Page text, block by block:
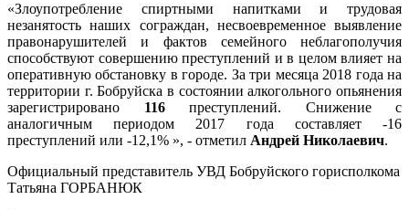
«Злоупотребление спиртными напитками и трудовая
незанятость наших сограждан, несвоевременное выявление
правонарушителей и фактов семейного неблагополучия
способствуют совершению преступлений и в целом влияет на
оперативную обстановку в городе. За три месяца 2018 года на
территории г. Бобруйска в состоянии алкогольного опьянения
зарегистрировано 116преступлений. Снижение с
аналогичным периодом 2017 года составляет -16
преступлений или -12,1% », - отметил Андрей Николаевич.
Официальный представитель УВД Бобруйского горисполкома
Татьяна ГОРБАНЮК